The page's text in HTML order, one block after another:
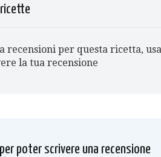
recensioni per questa ricetta,
la tua recensione
poter scrivere una recensione